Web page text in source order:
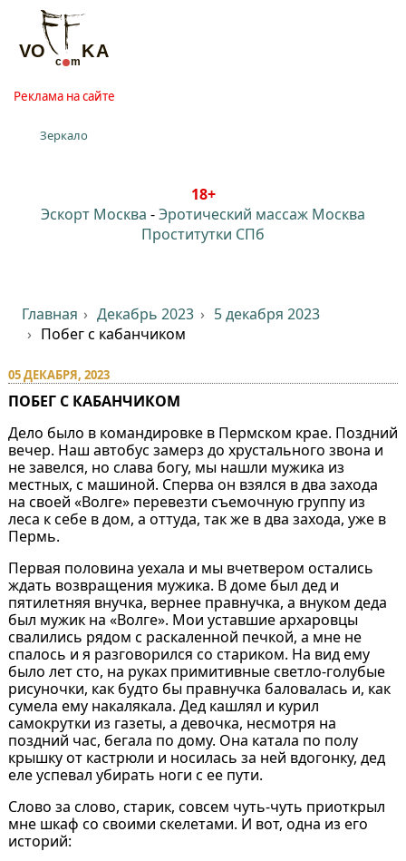
Реклама на сайте
Зеркало
18+
Эскорт Москва -Эротический массаж Москва
Проститутки СПб
Главная Декабрь 2023
5 декабря 2023
Побег с кабанчиком
05 ДЕКАБРЯ, 2023
ПОБЕГ С КАБАНЧИКОМ
Дело было в командировке в Пермском крае. Поздний
вечер. Наш автобус замерз до хрустального звона и
не завелся, но слава богу, мы нашли мужика из
местных, с машиной. Сперва он взялся в два захода
на своей «Волге» перевезти съемочную группу из
леса к себе в дом, а оттуда, так же в два захода, уже в
Пермь.
Первая половина уехала и мы вчетвером остались
ждать возвращения мужика. В доме был дед и
пятилетняя внучка, вернее правнучка, а внуком деда
был мужик на «Волге». Мои уставшие архаровцы
свалились рядом с раскаленной печкой, а мне не
спалось и я разговорился со стариком. На вид ему
было лет сто, на руках примитивные светло-голубые
рисуночки, как будто бы правнучка баловалась и, как
сумела ему накалякала. Дед кашлял и курил
самокрутки из газеты, а девочка, несмотря на
поздний час, бегала по дому. Она катала по полу
крышку от кастрюли и носилась за ней вдогонку, дед
еле успевал убирать ноги с ее пути.
Слово за слово, старик, совсем чуть-чуть приоткрыл
мне шкаф со своими скелетами. И вот, одна из его
историй: